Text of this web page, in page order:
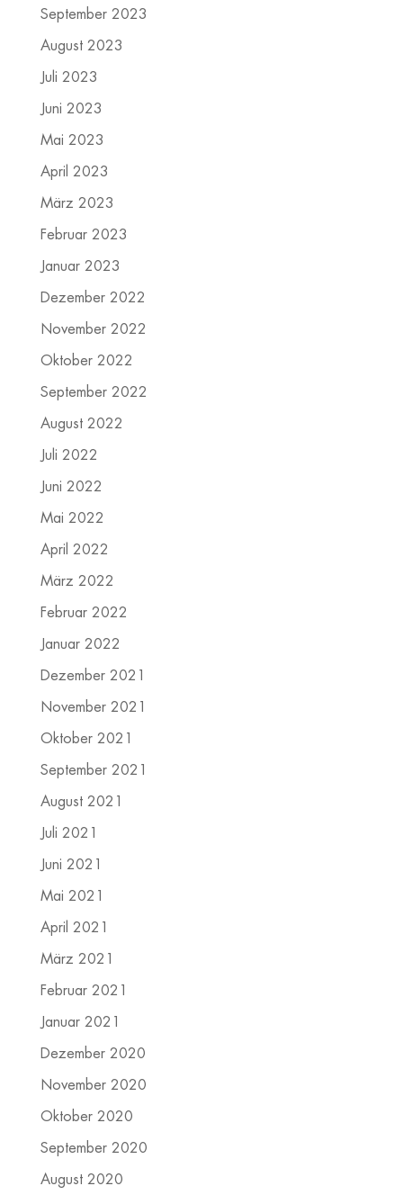
September 2023
August 2023
Juli 2023
Juni 2023
Mai 2023
April 2023
März 2023
Februar 2023
Januar 2023
Dezember 2022
November 2022
Oktober 2022
September 2022
August 2022
Juli 2022
Juni 2022
Mai 2022
April 2022
März 2022
Februar 2022
Januar 2022
Dezember 2021
November 2021
Oktober 2021
September 2021
August 2021
Juli 2021
Juni 2021
Mai 2021
April 2021
März 2021
Februar 2021
Januar 2021
Dezember 2020
November 2020
Oktober 2020
September 2020
August 2020